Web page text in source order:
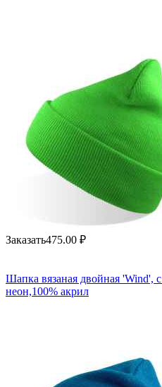
Заказать475.00 ₽
Шапка вязаная двойная 'Wind',
неон,100% акрил